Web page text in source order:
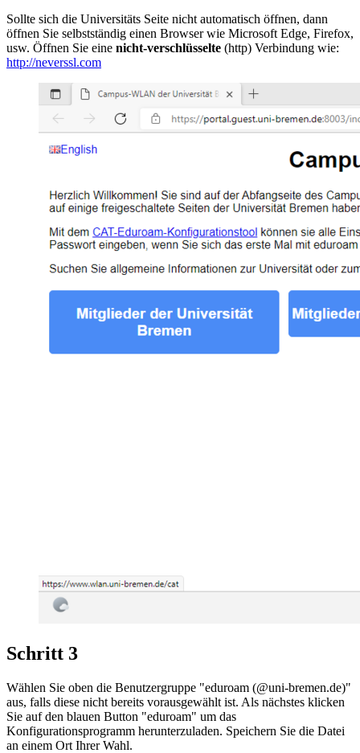
Sollte sich die Universitäts Seite nicht automatisch öffnen, dann
öffnen Sie selbstständig einen Browser wie Microsoft Edge, Firefox,
usw. Öffnen Sie eine nicht-verschlüsselte (http) Verbindung wie:
http://neverssl.com
Schritt 3
Wählen Sie oben die Benutzergruppe "eduroam (@uni-bremen.de)"
aus, falls diese nicht bereits vorausgewählt ist. Als nächstes klicken
Sie auf den blauen Button "eduroam" um das
Konfigurationsprogramm herunterzuladen. Speichern Sie die Datei
an einem Ort Ihrer Wahl.